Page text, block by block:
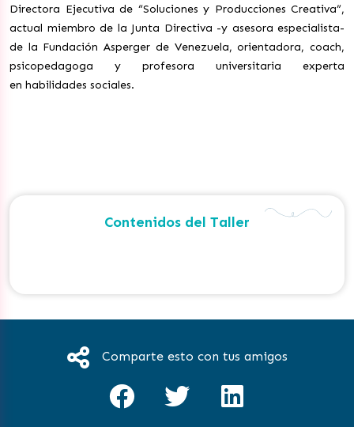
Directora Ejecutiva de “Soluciones y Producciones Creativa”,
actual miembro de la Junta Directiva -y asesora especialista-
de la Fundación Asperger de Venezuela,orientadora, coach,
psicopedagoga y profesora universitaria experta
en habilidades sociales.
Contenidos del Taller
Comparte esto con tus amigos